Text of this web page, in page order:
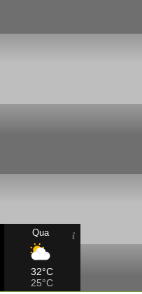
Qua
32°C
25°C